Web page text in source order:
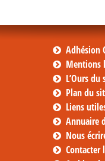
Adhésion
Mentions
L’Ours du
Plan du
Liens
Annuaire
Nous
Contacter